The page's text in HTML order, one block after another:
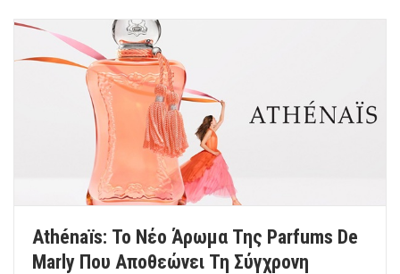
Athénaïs: Το Νέο Άρωμα Της Parfums De
Marly Που Αποθεώνει Τη Σύγχρονη